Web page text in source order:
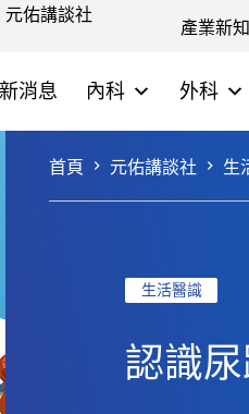
元佑講談社
產業新知
消息 內科 外科
首頁 元佑講談社 生
生活醫識
認識